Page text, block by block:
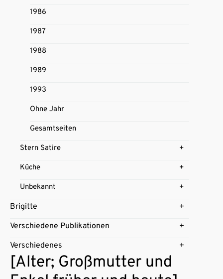
1986
1987
1988
1989
1993
Ohne Jahr
Gesamtseiten
Stern Satire
Küche
Unbekannt
Brigitte
Verschiedene Publikationen
Verschiedenes
[Alter; Großmutter und